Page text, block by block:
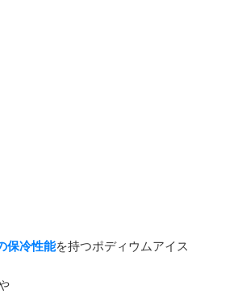
保冷性能を持つポディウムアイス